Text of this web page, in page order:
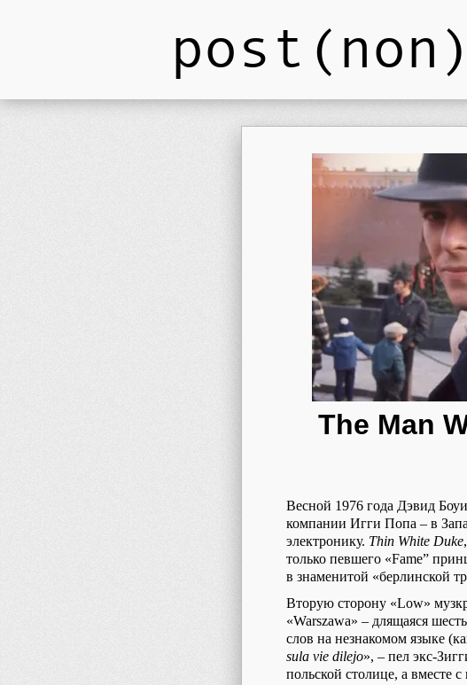
The Man
Весной 1976 года Дэвид
компании Игги Попа – в
электронику. Thin White Duke
только певшего «Fame”
в знаменитой «берлинской
Вторую сторону «Low»
«Warszawa» – длящаяся
слов на незнакомом языке
sula vie dilejo», – пел экс-
польской столице, а вместе